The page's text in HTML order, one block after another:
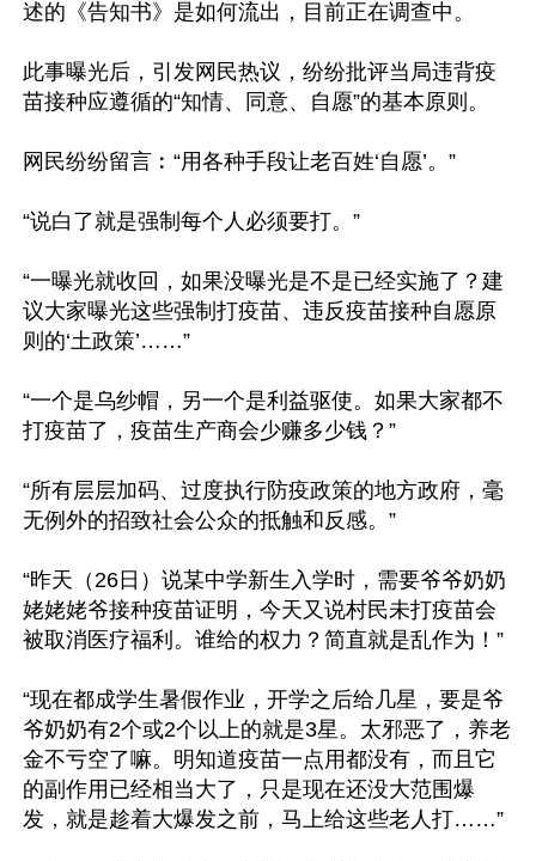
述的《告知书》是如何流出，目前正在调查中。
此事曝光后，引发网民热议，纷纷批评当局违背疫
苗接种应遵循的“知情、同意、自愿”的基本原则。
网民纷纷留言︰“用各种手段让老百姓‘自愿’。”
“说白了就是强制每个人必须要打。”
“一曝光就收回，如果没曝光是不是已经实施了？建
议大家曝光这些强制打疫苗、违反疫苗接种自愿原
则的‘土政策’……”
“一个是乌纱帽，另一个是利益驱使。如果大家都不
打疫苗了，疫苗生产商会少赚多少钱？”
“所有层层加码、过度执行防疫政策的地方政府，毫
无例外的招致社会公众的抵触和反感。”
“昨天（26日）说某中学新生入学时，需要爷爷奶奶
姥姥姥爷接种疫苗证明，今天又说村民未打疫苗会
被取消医疗福利。谁给的权力？简直就是乱作为！”
“现在都成学生暑假作业，开学之后给几星，要是爷
爷奶奶有2个或2个以上的就是3星。太邪恶了，养老
金不亏空了嘛。明知道疫苗一点用都没有，而且它
的副作用已经相当大了，只是现在还没大范围爆
发，就是趁着大爆发之前，马上给这些老人打……”